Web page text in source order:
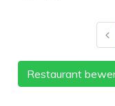
Restaurant